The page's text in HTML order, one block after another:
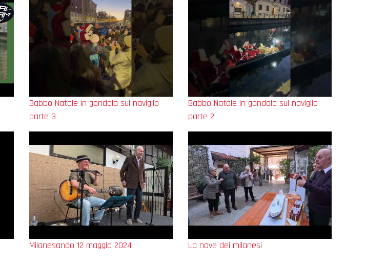
Babbo Natale in gondola sul naviglio
parte 3
Babbo Natale in gondola sul naviglio
parte 2
Milanesando 12 maggio 2024 La nave dei milanesi